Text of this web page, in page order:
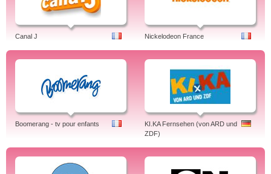
Canal J Nickelodeon France
Boomerang - tv pour enfants
KI.KA Fernsehen (von ARD und
ZDF)